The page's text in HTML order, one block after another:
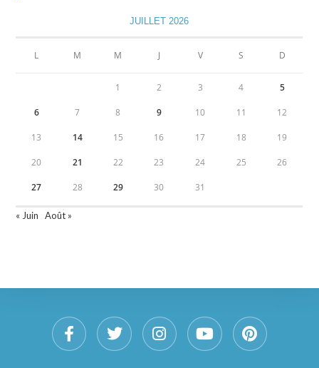
JUILLET 2026
L M M J V S D
1 2 3 4 5
6 7 8 9 10 11 12
13 14 15 16 17 18 19
20 21 22 23 24 25 26
27 28 29 30 31
« Juin Août »